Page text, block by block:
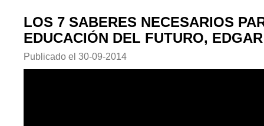
LOS 7 SABERES NECESARIOS
EDUCACIÓN DEL FUTURO,
Publicado el 30-09-2014